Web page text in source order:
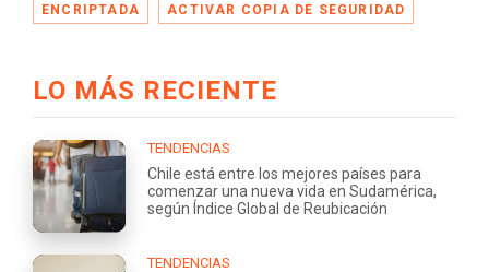
ENCRIPTADA ACTIVAR COPIA DE SEGURIDAD
LO MÁS RECIENTE
TENDENCIAS
Chile está entre los mejores países para
comenzar una nueva vida en Sudamérica,
según Índice Global de Reubicación
TENDENCIAS